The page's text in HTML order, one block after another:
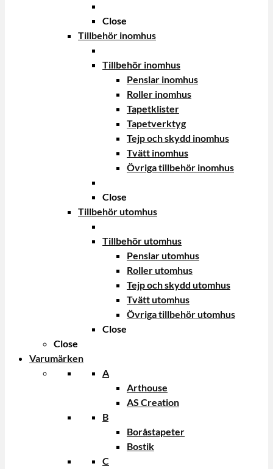
Close
Tillbehör inomhus
Tillbehör inomhus
Penslar inomhus
Roller inomhus
Tapetklister
Tapetverktyg
Tejp och skydd inomhus
Tvätt inomhus
Övriga tillbehör inomhus
Close
Tillbehör utomhus
Tillbehör utomhus
Penslar utomhus
Roller utomhus
Tejp och skydd utomhus
Tvätt utomhus
Övriga tillbehör utomhus
Close
Close
Varumärken
A
Arthouse
AS Creation
B
Boråstapeter
Bostik
C